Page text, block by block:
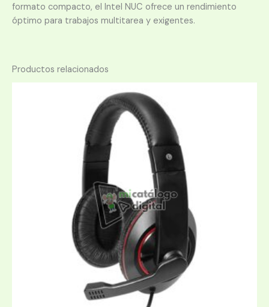
formato compacto, el Intel NUC ofrece un rendimiento
óptimo para trabajos multitarea y exigentes.
Productos relacionados